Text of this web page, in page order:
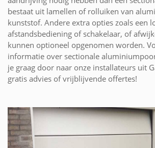
bestaat uit lamellen of rolluiken van
kunststof. Andere extra opties zoals een
afstandsbediening of schakelaar, of
kunnen optioneel opgenomen worden.
informatie over sectionale
je graag door naar onze installateurs uit
gratis advies of vrijblijvende offertes!